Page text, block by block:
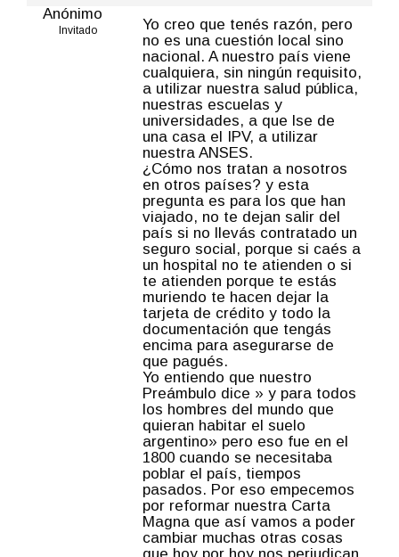
Anónimo
Invitado
Yo creo que tenés razón, pero
no es una cuestión local sino
nacional. A nuestro país viene
cualquiera, sin ningún requisito,
a utilizar nuestra salud pública,
nuestras escuelas y
universidades, a que lse de
una casa el IPV, a utilizar
nuestra ANSES.
¿Cómo nos tratan a nosotros
en otros países? y esta
pregunta es para los que han
viajado, no te dejan salir del
país si no llevás contratado un
seguro social, porque si caés a
un hospital no te atienden o si
te atienden porque te estás
muriendo te hacen dejar la
tarjeta de crédito y todo la
documentación que tengás
encima para asegurarse de
que pagués.
Yo entiendo que nuestro
Preámbulo dice » y para todos
los hombres del mundo que
quieran habitar el suelo
argentino» pero eso fue en el
1800 cuando se necesitaba
poblar el país, tiempos
pasados. Por eso empecemos
por reformar nuestra Carta
Magna que así vamos a poder
cambiar muchas otras cosas
que hoy por hoy nos perjudican